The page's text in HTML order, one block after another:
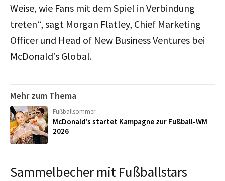
Weise, wie Fans mit dem Spiel in Verbindung
treten“, sagt Morgan Flatley, Chief Marketing
Officer und Head of New Business Ventures bei
McDonald’s Global.
Mehr zum Thema
Fußballsommer
McDonald’s startet Kampagne zur Fußball-WM
2026
Sammelbecher mit Fußballstars